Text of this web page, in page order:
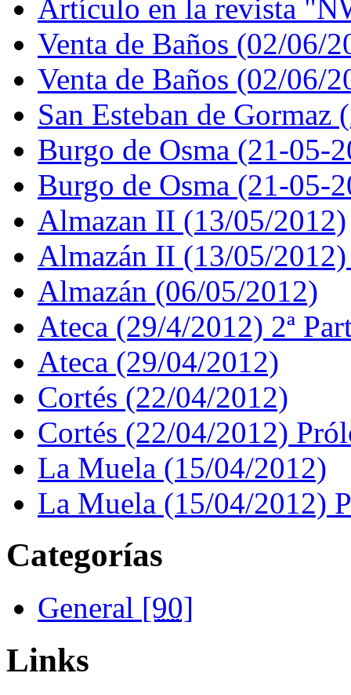
Artículo en la revista
Venta de Baños (02/06/
Venta de Baños (02/06/
San Esteban de Gormaz
Burgo de Osma (21-05-
Burgo de Osma (21-05-
Almazan II (13/05/2012)
Almazán II (13/05/
Almazán (06/05/2012)
Ateca (29/4/2012) 2ª
Ateca (29/04/2012)
Cortés (22/04/2012)
Cortés (22/04/2012)
La Muela (15/04/2012)
La Muela (15/04/2012)
Categorías
General [90]
Links